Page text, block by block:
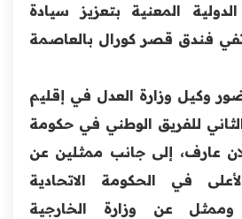
المعنية بتعزيز سيادة
فندق قصر كورال بالعاصمة
وكيل وزارة العدل في إقليم
للفريق الوطني في حكومة
عارف، إلى جانب ممثلين عن
في الحكومة الاتحادية
وممثل عن وزارة الخارجية